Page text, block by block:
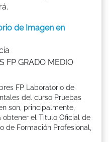
de Imagen en
FP GRADO MEDIO
FP Laboratorio de
del curso Pruebas
son, principalmente,
el Titulo Oficial de
de Formación Profesional,